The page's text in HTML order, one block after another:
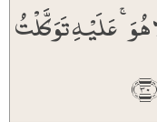
ہُوَ ۚ عَلَیۡہِ تَوَکَّلۡتُ